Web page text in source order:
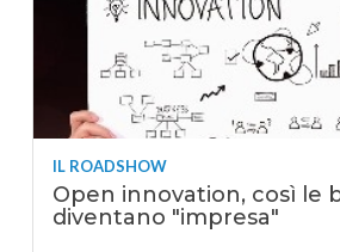
IL ROADSHOW
Open innovation, così le
diventano "impresa"